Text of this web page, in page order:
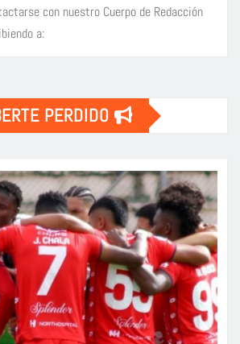
con nuestro Cuerpo de Redacción
a:
PERDIDO